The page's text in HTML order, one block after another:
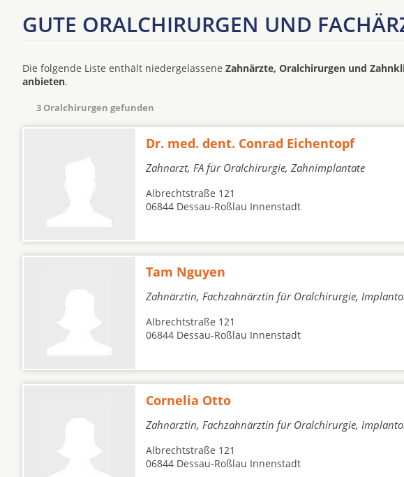
GUTE ORALCHIRURGEN UND
Die folgende Liste enthält niedergelassene Zahnärzte, Oralchirurgen und
anbieten.
3 Oralchirurgen gefunden
Dr. med. dent. Conrad Eichentopf
Zahnarzt, FA für Oralchirurgie, Zahnimplantate
Albrechtstraße 121
06844 Dessau-Roßlau Innenstadt
Tam Nguyen
Zahnärztin, Fachzahnärztin für Oralchirurgie,
Albrechtstraße 121
06844 Dessau-Roßlau Innenstadt
Cornelia Otto
Zahnärztin, Fachzahnärztin für Oralchirurgie,
Albrechtstraße 121
06844 Dessau-Roßlau Innenstadt